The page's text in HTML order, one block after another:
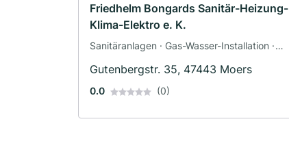
Friedhelm Bongards Sanitär-Heizung-
Klima-Elektro e. K.
Sanitäranlagen · Gas-Wasser-Installation ·
Elektroinstallation · Heizungsbau ·
Sanitärinstallateur
Gutenbergstr. 35, 47443 Moers
0.0 (0)